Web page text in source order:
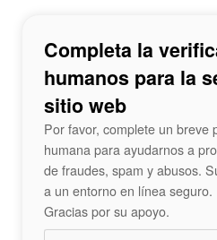
Completa la
humanos para la
sitio web
Por favor, complete un breve
humana para ayudarnos a
de fraudes, spam y abusos.
a un entorno en línea seguro.
Gracias por su apoyo.